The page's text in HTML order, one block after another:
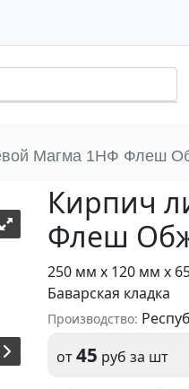
Магма 1НФ Флеш
Кирпич
Флеш
250 мм х 120 мм х
Баварская кладка
Производство:
от45 руб за шт